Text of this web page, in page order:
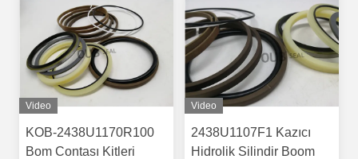
Video
KOB-2438U1170R100
Bom Contası Kitleri
Video
2438U1107F1 Kazıcı
Hidrolik Silindir Boom